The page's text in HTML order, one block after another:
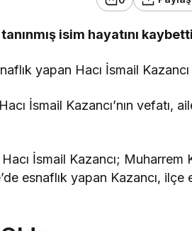
isim hayatını
yapan Hacı İsmail
İsmail Kazancı’nın vefatı,
İsmail Kazancı; Muharrem
esnaflık yapan Kazancı, ilçe